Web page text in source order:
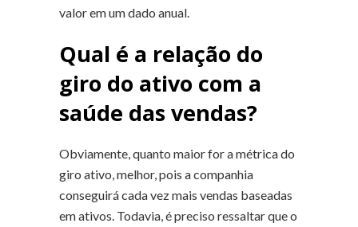
valor em um dado anual.
Qual é a relação do
giro do ativo com a
saúde das vendas?
Obviamente, quanto maior for a métrica do
giro ativo, melhor, pois a companhia
conseguirá cada vez mais vendas baseadas
em ativos. Todavia, é preciso ressaltar que o